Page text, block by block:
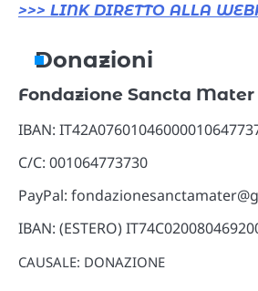
>>> LINK DIRETTO ALLA
Donazioni
Fondazione Sancta Mater
IBAN:
C/C: 001064773730
PayPal:
IBAN: (ESTERO)
CAUSALE: DONAZIONE